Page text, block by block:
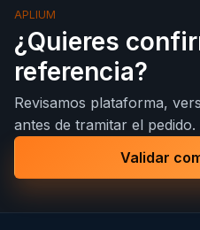
APLIUM
¿Quieres
referencia?
Revisamos plataforma,
antes de tramitar el pedido.
Validar